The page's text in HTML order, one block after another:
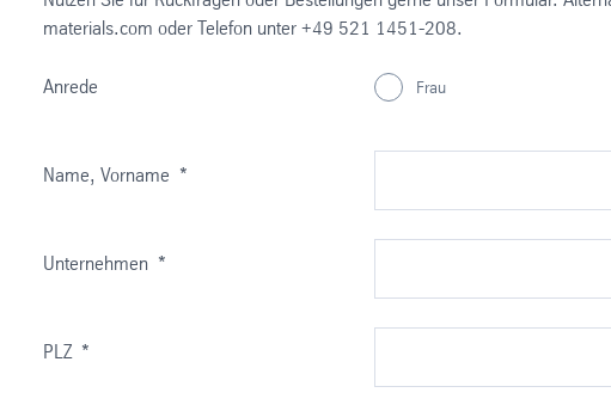
materials.com oder Telefon unter +49 521 1451-208.
Anrede Frau
Name, Vorname *
Unternehmen *
PLZ *